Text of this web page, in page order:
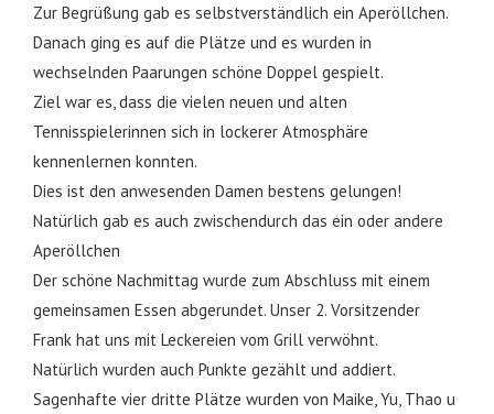
Zur Begrüßung gab es selbstverständlich ein Aperöllchen.
Danach ging es auf die Plätze und es wurden in
wechselnden Paarungen schöne Doppel gespielt.
Ziel war es, dass die vielen neuen und alten
Tennisspielerinnen sich in lockerer Atmosphäre
kennenlernen konnten.
Dies ist den anwesenden Damen bestens gelungen!
Natürlich gab es auch zwischendurch das ein oder andere
Aperöllchen
Der schöne Nachmittag wurde zum Abschluss mit einem
gemeinsamen Essen abgerundet. Unser 2. Vorsitzender
Frank hat uns mit Leckereien vom Grill verwöhnt.
Natürlich wurden auch Punkte gezählt und addiert.
Sagenhafte vier dritte Plätze wurden von Maike, Yu, Thao u